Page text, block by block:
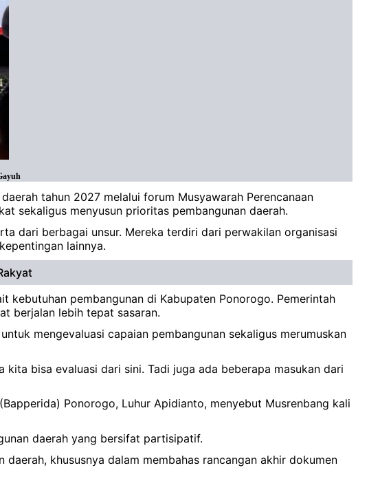
tahun 2027 melalui forum Musyawarah Perencanaan
sekaligus menyusun prioritas pembangunan daerah.
dari berbagai unsur. Mereka terdiri dari perwakilan organisasi
lainnya.
kebutuhan pembangunan di Kabupaten Ponorogo. Pemerintah
berjalan lebih tepat sasaran.
mengevaluasi capaian pembangunan sekaligus merumuskan
bisa evaluasi dari sini. Tadi juga ada beberapa masukan dari
Ponorogo, Luhur Apidianto, menyebut Musrenbang kali
daerah yang bersifat partisipatif.
khususnya dalam membahas rancangan akhir dokumen